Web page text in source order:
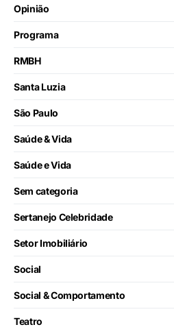
Opinião
Programa
RMBH
Santa Luzia
São Paulo
Saúde & Vida
Saúde e Vida
Sem categoria
Sertanejo Celebridade
Setor Imobiliário
Social
Social & Comportamento
Teatro